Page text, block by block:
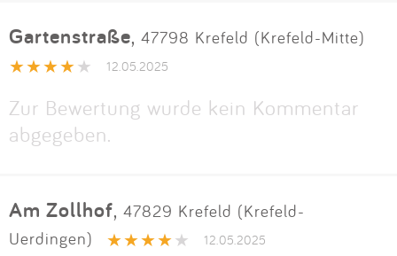
Gartenstraße, 47798 Krefeld (Krefeld-Mitte)
12.05.2025
Zur Bewertung wurde kein Kommentar
abgegeben.
Am Zollhof, 47829 Krefeld (Krefeld-
Uerdingen)
12.05.2025